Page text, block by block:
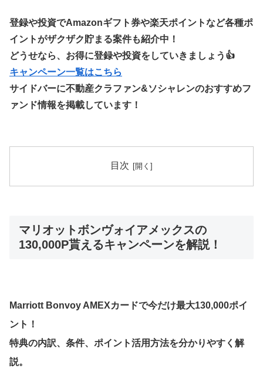
登録や投資でAmazonギフト券や楽天ポイントなど各種ポ
イントがザクザク貯まる案件も紹介中！
どうせなら、お得に登録や投資をしていきましょう👍
キャンペーン一覧はこちら
サイドバーに不動産クラファン&ソシャレンのおすすめフ
ァンド情報を掲載しています！
目次
マリオットボンヴォイアメックスの
130,000P貰えるキャンペーンを解説！
Marriott Bonvoy AMEXカードで今だけ最大130,000ポイ
ント！
特典の内訳、条件、ポイント活用方法を分かりやすく解
説。